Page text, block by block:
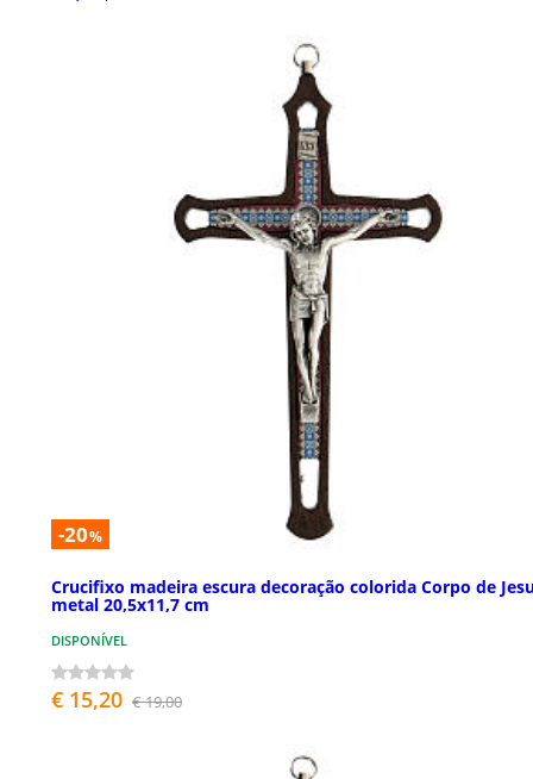
-20%
Crucifixo madeira escura decoração colorida Corpo de
metal 20,5x11,7 cm
DISPONÍVEL
€ 15,20 € 19,00